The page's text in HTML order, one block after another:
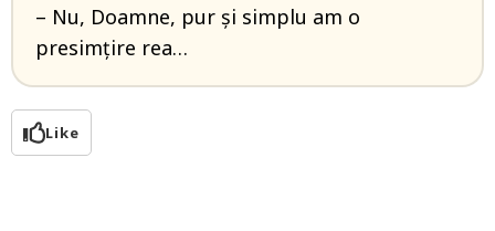
– Nu, Doamne, pur și simplu am o
presimțire rea…
Like